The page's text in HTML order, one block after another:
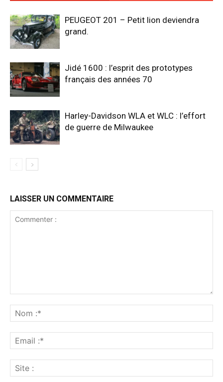
PEUGEOT 201 – Petit lion deviendra
grand.
Jidé 1600 : l’esprit des prototypes
français des années 70
Harley-Davidson WLA et WLC : l’effort
de guerre de Milwaukee
LAISSER UN COMMENTAIRE